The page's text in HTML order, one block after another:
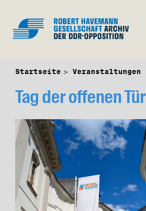
Startseite Veranstaltungen
Tag der offenen Tür